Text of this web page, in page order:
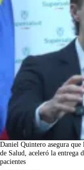
Daniel Quintero asegura que
de Salud, aceleró la entrega
pacientes